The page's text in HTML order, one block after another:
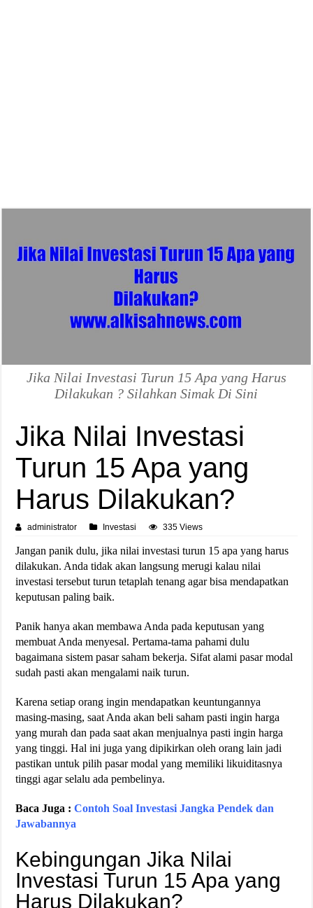
Jika Nilai Investasi Turun 15 Apa yang Harus
Dilakukan ? Silahkan Simak Di Sini
Jika Nilai Investasi
Turun 15 Apa yang
Harus Dilakukan?
administrator Investasi 335 Views
Jangan panik dulu, jika nilai investasi turun 15 apa yang harus
dilakukan. Anda tidak akan langsung merugi kalau nilai
investasi tersebut turun tetaplah tenang agar bisa mendapatkan
keputusan paling baik.
Panik hanya akan membawa Anda pada keputusan yang
membuat Anda menyesal. Pertama-tama pahami dulu
bagaimana sistem pasar saham bekerja. Sifat alami pasar modal
sudah pasti akan mengalami naik turun.
Karena setiap orang ingin mendapatkan keuntungannya
masing-masing, saat Anda akan beli saham pasti ingin harga
yang murah dan pada saat akan menjualnya pasti ingin harga
yang tinggi. Hal ini juga yang dipikirkan oleh orang lain jadi
pastikan untuk pilih pasar modal yang memiliki likuiditasnya
tinggi agar selalu ada pembelinya.
Baca Juga :Contoh Soal Investasi Jangka Pendek dan
Jawabannya
Kebingungan Jika Nilai
Investasi Turun 15 Apa yang
Harus Dilakukan?